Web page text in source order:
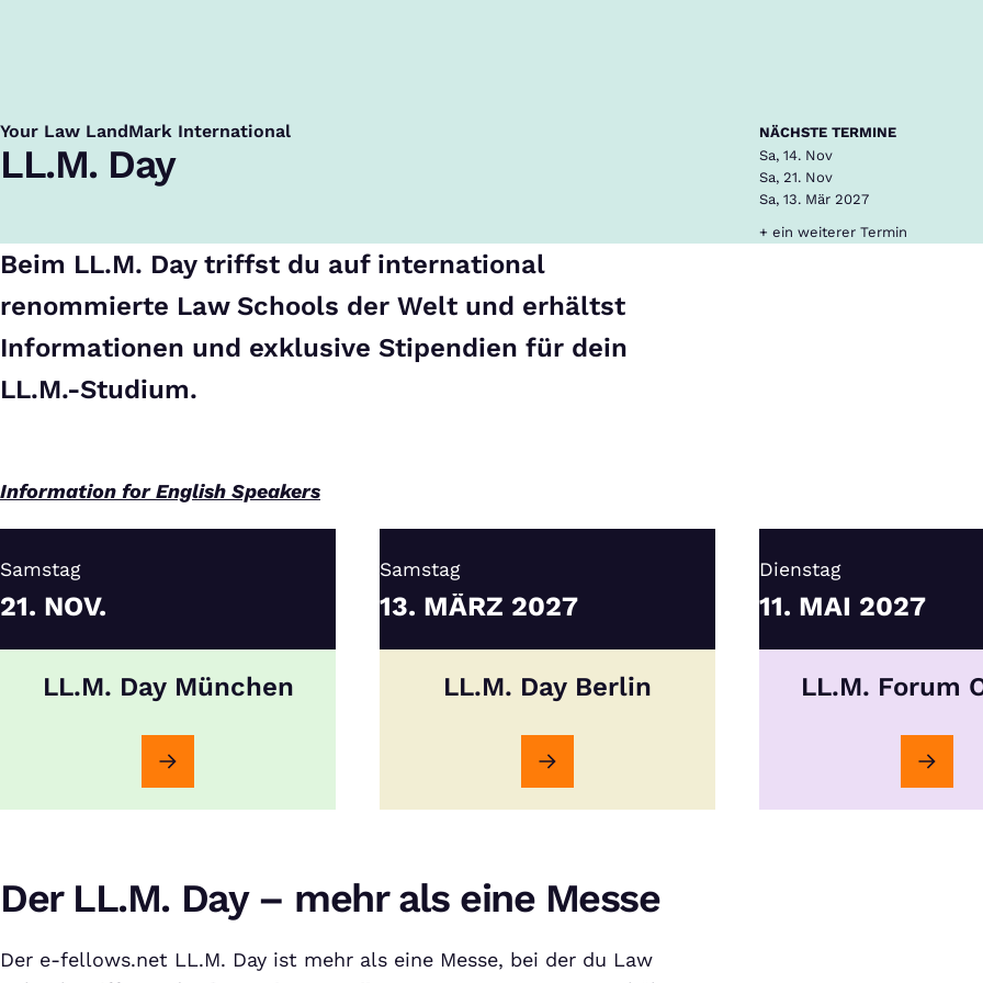
Your Law LandMark International
:
LL.M. Day
NÄCHSTE TERMINE
Sa, 14. Nov
Sa, 21. Nov
Sa, 13. Mär 2027
+ ein weiterer Termin
Beim LL.M. Day triffst du auf international
renommierte Law Schools der Welt und erhältst
Informationen und exklusive Stipendien für dein
LL.M.-Studium.
Information for English Speakers
Samstag
21. NOV.
LL.M. Day München
Samstag
13. MÄRZ 2027
LL.M. Day Berlin
Dienstag
11. MAI 2027
LL.M. Forum
Der LL.M. Day – mehr als eine Messe
Der e-fellows.net LL.M. Day ist mehr als eine Messe, bei der du Law